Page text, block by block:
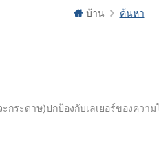
บ้าน ค้นหา
ระดาษ)ปกป้องกับเลเยอร์ของควา